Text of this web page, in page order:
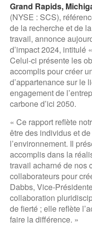
Grand Rapids,
(NYSE : SCS),
de la recherche et de
travail, annonce
d’impact 2024,
Celui-ci présente les
accomplis pour créer
d’appartenance sur le
engagement de
carbone d’ici 2050.
« Ce rapport reflète
être des individus et
l’environnement. Il
accomplis dans la
travail acharné de nos
collaborateurs pour
Dabbs, Vice-
collaboration
de fierté ; elle reflète
faire la différence. »